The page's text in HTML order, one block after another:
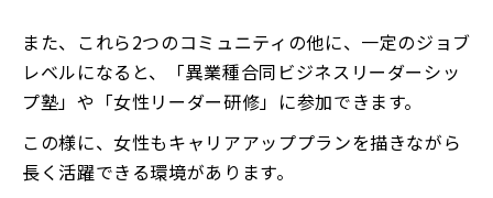
また、これら2つのコミュニティの他に、一定のジョブ
レベルになると、「異業種合同ビジネスリーダーシッ
プ塾」や「女性リーダー研修」に参加できます。
この様に、女性もキャリアアッププランを描きながら
長く活躍できる環境があります。